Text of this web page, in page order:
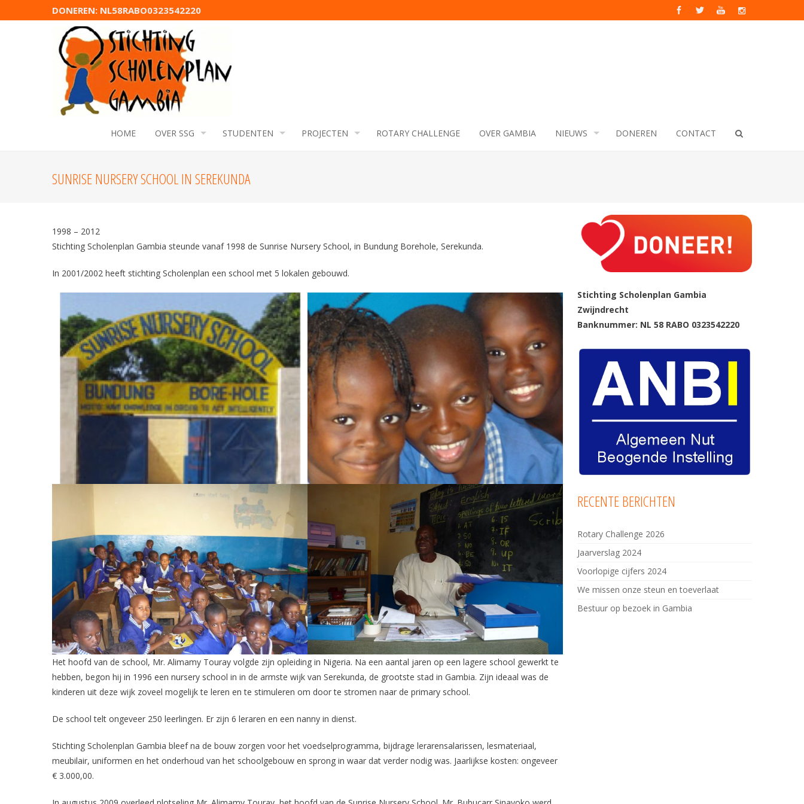
DONEREN: NL58RABO0323542220
HOME OVER SSG STUDENTEN PROJECTEN ROTARY CHALLENGE OVER GAMBIA NIEUWS DONEREN CONTACT
SUNRISE NURSERY SCHOOL IN SEREKUNDA
1998 – 2012
Stichting Scholenplan Gambia steunde vanaf 1998 de Sunrise Nursery School, in Bundung Borehole, Serekunda.
In 2001/2002 heeft stichting Scholenplan een school met 5 lokalen gebouwd.
Het hoofd van de school, Mr. Alimamy Touray volgde zijn opleiding in Nigeria. Na een aantal jaren op een lagere school gewerkt te
hebben, begon hij in 1996 een nursery school in in de armste wijk van Serekunda, de grootste stad in Gambia. Zijn ideaal was de
kinderen uit deze wijk zoveel mogelijk te leren en te stimuleren om door te stromen naar de primary school.
De school telt ongeveer 250 leerlingen. Er zijn 6 leraren en een nanny in dienst.
Stichting Scholenplan Gambia bleef na de bouw zorgen voor het voedselprogramma, bijdrage lerarensalarissen, lesmateriaal,
meubilair, uniformen en het onderhoud van het schoolgebouw en sprong in waar dat verder nodig was. Jaarlijkse kosten: ongeveer
€ 3.000,00.
Stichting Scholenplan Gambia
Zwijndrecht
Banknummer: NL 58 RABO 0323542220
RECENTE BERICHTEN
Rotary Challenge 2026
Jaarverslag 2024
Voorlopige cijfers 2024
We missen onze steun en toeverlaat
Bestuur op bezoek in Gambia